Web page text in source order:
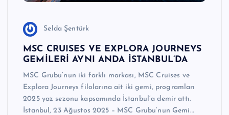
Selda Şentürk
MSC CRUISES VE EXPLORA JOURNEYS
GEMİLERİ AYNI ANDA İSTANBUL’DA
MSC Grubu’nun iki farklı markası, MSC Cruises ve
Explora Journeys filolarına ait iki gemi, programları
2025 yaz sezonu kapsamında İstanbul’a demir attı.
İstanbul, 23 Ağustos 2025 – MSC Grubu’nun Gemi…